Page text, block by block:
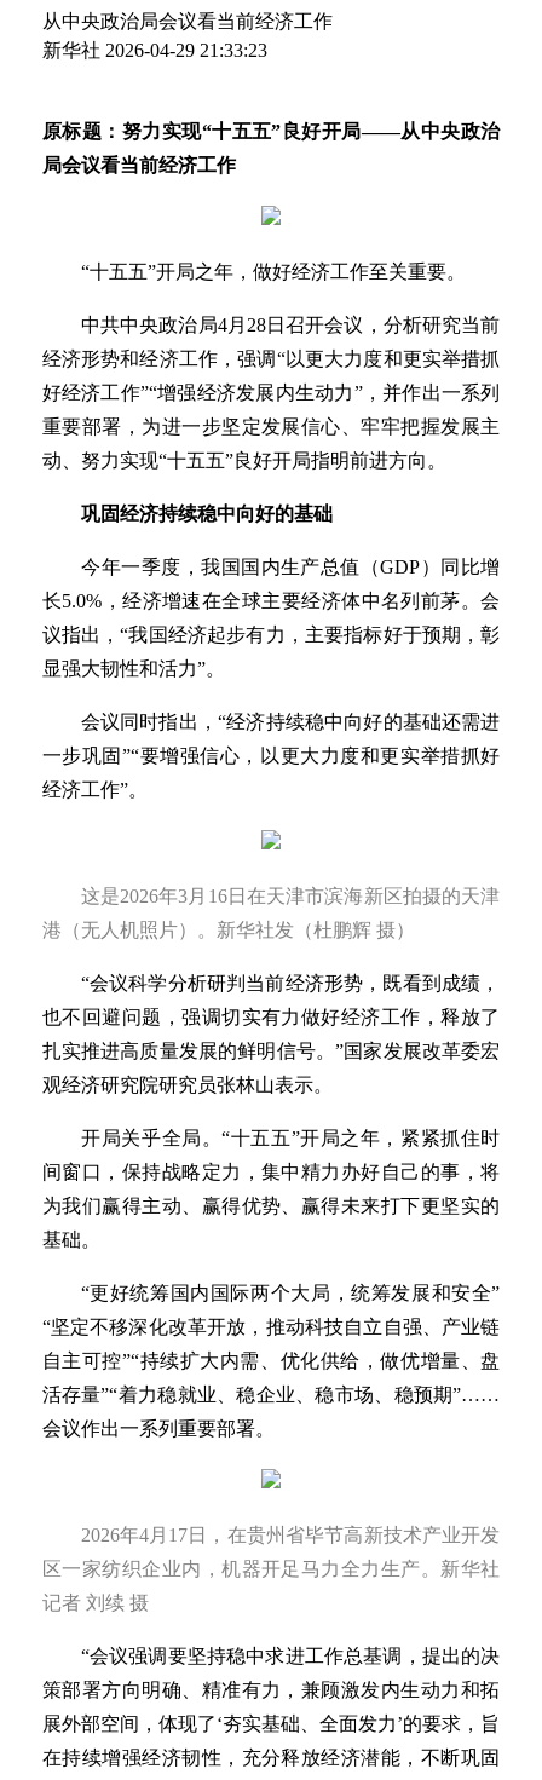
从中央政治局会议看当前经济工作
新华社 2026-04-29 21:33:23
原标题：努力实现“十五五”良好开局——从中央政治
局会议看当前经济工作
“十五五”开局之年，做好经济工作至关重要。
中共中央政治局4月28日召开会议，分析研究当前
经济形势和经济工作，强调“以更大力度和更实举措抓
好经济工作”“增强经济发展内生动力”，并作出一系列
重要部署，为进一步坚定发展信心、牢牢把握发展主
动、努力实现“十五五”良好开局指明前进方向。
巩固经济持续稳中向好的基础
今年一季度，我国国内生产总值（GDP）同比增
长5.0%，经济增速在全球主要经济体中名列前茅。会
议指出，“我国经济起步有力，主要指标好于预期，彰
显强大韧性和活力”。
会议同时指出，“经济持续稳中向好的基础还需进
一步巩固”“要增强信心，以更大力度和更实举措抓好
经济工作”。
这是2026年3月16日在天津市滨海新区拍摄的天津
港（无人机照片）。新华社发（杜鹏辉 摄）
“会议科学分析研判当前经济形势，既看到成绩，
也不回避问题，强调切实有力做好经济工作，释放了
扎实推进高质量发展的鲜明信号。”国家发展改革委宏
观经济研究院研究员张林山表示。
开局关乎全局。“十五五”开局之年，紧紧抓住时
间窗口，保持战略定力，集中精力办好自己的事，将
为我们赢得主动、赢得优势、赢得未来打下更坚实的
基础。
“更好统筹国内国际两个大局，统筹发展和安全”
“坚定不移深化改革开放，推动科技自立自强、产业链
自主可控”“持续扩大内需、优化供给，做优增量、盘
活存量”“着力稳就业、稳企业、稳市场、稳预期”……
会议作出一系列重要部署。
2026年4月17日，在贵州省毕节高新技术产业开发
区一家纺织企业内，机器开足马力全力生产。新华社
记者 刘续 摄
“会议强调要坚持稳中求进工作总基调，提出的决
策部署方向明确、精准有力，兼顾激发内生动力和拓
展外部空间，体现了‘夯实基础、全面发力’的要求，旨
在持续增强经济韧性，充分释放经济潜能，不断巩固